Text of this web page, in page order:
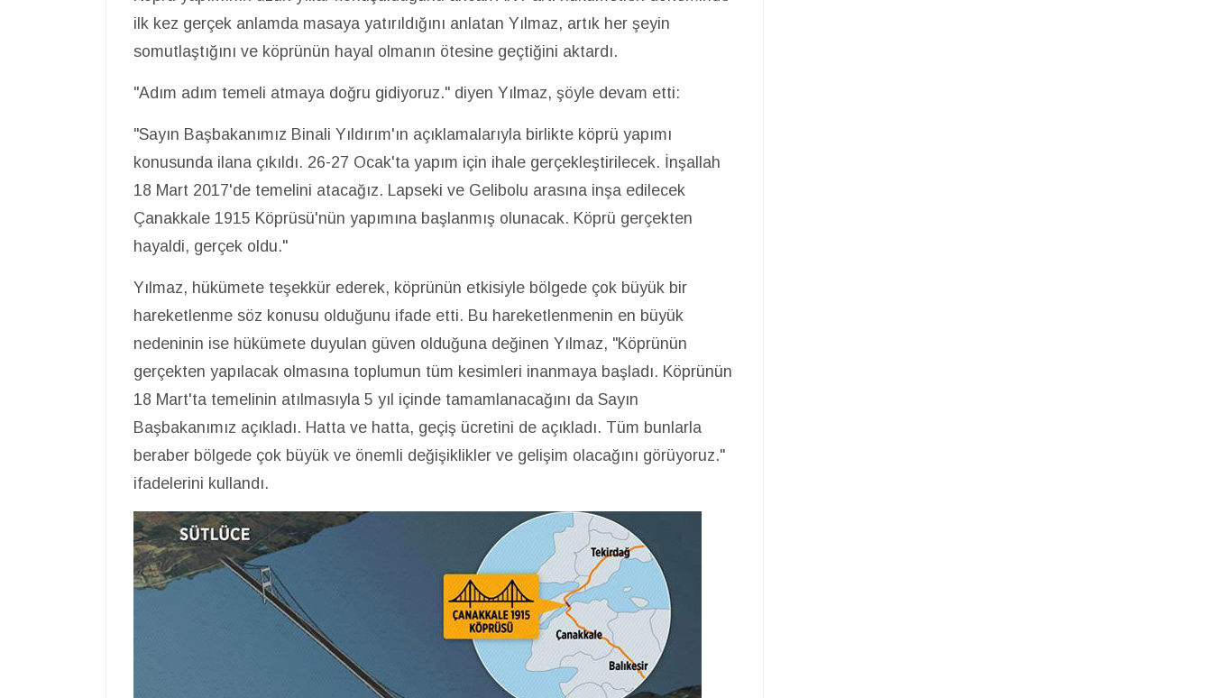
ilk kez gerçek anlamda masaya yatırıldığını anlatan Yılmaz, artık her şeyin
somutlaştığını ve köprünün hayal olmanın ötesine geçtiğini aktardı.
"Adım adım temeli atmaya doğru gidiyoruz." diyen Yılmaz, şöyle devam etti:
"Sayın Başbakanımız Binali Yıldırım'ın açıklamalarıyla birlikte köprü yapımı
konusunda ilana çıkıldı. 26-27 Ocak'ta yapım için ihale gerçekleştirilecek. İnşallah
18 Mart 2017'de temelini atacağız. Lapseki ve Gelibolu arasına inşa edilecek
Çanakkale 1915 Köprüsü'nün yapımına başlanmış olunacak. Köprü gerçekten
hayaldi, gerçek oldu."
Yılmaz, hükümete teşekkür ederek, köprünün etkisiyle bölgede çok büyük bir
hareketlenme söz konusu olduğunu ifade etti. Bu hareketlenmenin en büyük
nedeninin ise hükümete duyulan güven olduğuna değinen Yılmaz, "Köprünün
gerçekten yapılacak olmasına toplumun tüm kesimleri inanmaya başladı. Köprünün
18 Mart'ta temelinin atılmasıyla 5 yıl içinde tamamlanacağını da Sayın
Başbakanımız açıkladı. Hatta ve hatta, geçiş ücretini de açıkladı. Tüm bunlarla
beraber bölgede çok büyük ve önemli değişiklikler ve gelişim olacağını görüyoruz."
ifadelerini kullandı.